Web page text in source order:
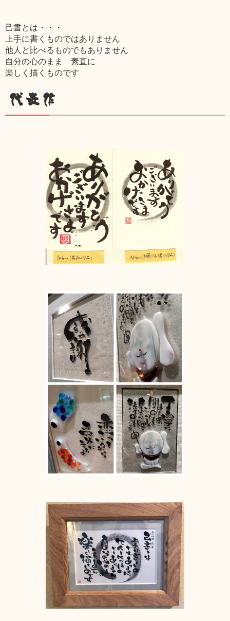
己書とは・・・
上手に書くものではありません
他人と比べるものでもありません
自分の心のまま 素直に
楽しく描くものです
代表作